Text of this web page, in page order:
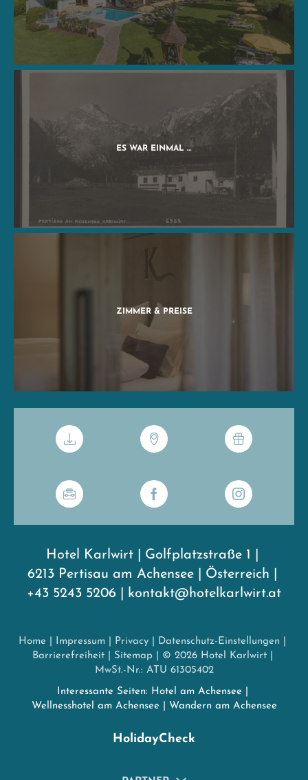
ES WAR EINMAL …
ZIMMER & PREISE
Hotel Karlwirt| Golfplatzstraße 1
6213 Pertisau am Achensee| Österreich
+43 5243 5206
kontakt@hotelkarlwirt.at
Home Impressum Privacy Datenschutz-Einstellungen
Barrierefreiheit| Sitemap| © 2026 Hotel Karlwirt|
MwSt.-Nr.: ATU 61305402
Interessante Seiten: Hotel am Achensee
Wellnesshotel am Achensee
Wandern am Achensee
HolidayCheck